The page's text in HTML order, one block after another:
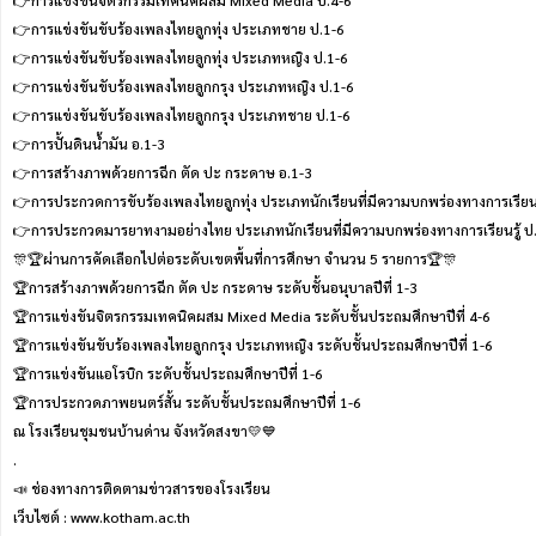
👉การแข่งขันขับร้องเพลงไทยลูกทุ่ง ประเภทชาย ป.1-6
👉การแข่งขันขับร้องเพลงไทยลูกทุ่ง ประเภทหญิง ป.1-6
👉การแข่งขันขับร้องเพลงไทยลูกกรุง ประเภทหญิง ป.1-6
👉การแข่งขันขับร้องเพลงไทยลูกกรุง ประเภทชาย ป.1-6
👉การปั้นดินน้ำมัน อ.1-3
👉การสร้างภาพด้วยการฉีก ตัด ปะ กระดาษ อ.1-3
👉การประกวดการขับร้องเพลงไทยลูกทุ่ง ประเภทนักเรียนที่มีความบกพร่องทางการเรีย
👉การประกวดมารยาทงามอย่างไทย ประเภทนักเรียนที่มีความบกพร่องทางการเรียนรู้ ป
🎊🏆ผ่านการคัดเลือกไปต่อระดับเขตพื้นที่การศึกษา จำนวน 5 รายการ🏆🎊
🏆การสร้างภาพด้วยการฉีก ตัด ปะ กระดาษ ระดับชั้นอนุบาลปีที่ 1-3
🏆การแข่งขันจิตรกรรมเทคนิคผสม Mixed Media ระดับชั้นประถมศึกษาปีที่ 4-6
🏆การแข่งขันขับร้องเพลงไทยลูกกรุง ประเภทหญิง ระดับชั้นประถมศึกษาปีที่ 1-6
🏆การแข่งขันแอโรบิก ระดับชั้นประถมศึกษาปีที่ 1-6
🏆การประกวดภาพยนตร์สั้น ระดับชั้นประถมศึกษาปีที่ 1-6
ณ โรงเรียนชุมชนบ้านด่าน จังหวัดสงขา💛💙
.
📣 ช่องทางการติดตามข่าวสารของโรงเรียน
เว็บไซต์ : www.kotham.ac.th